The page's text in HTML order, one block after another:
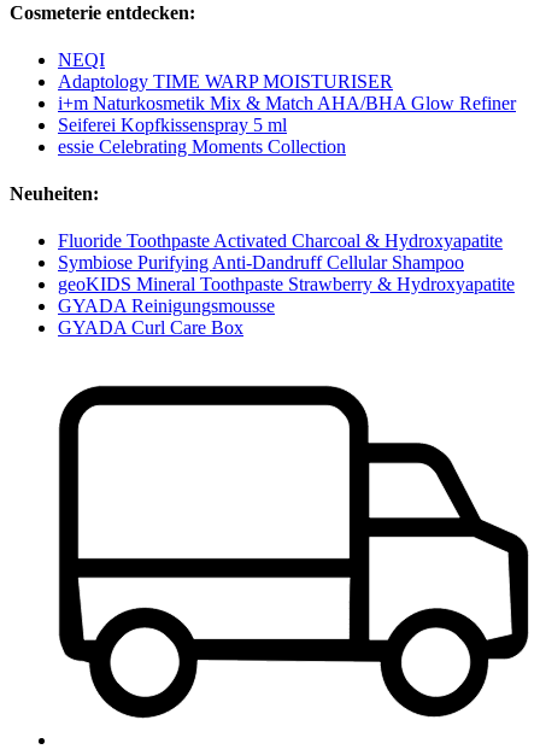
Cosmeterie entdecken:
NEQI
Adaptology TIME WARP MOISTURISER
i+m Naturkosmetik Mix & Match AHA/BHA Glow Refiner
Seiferei Kopfkissenspray 5 ml
essie Celebrating Moments Collection
Neuheiten:
Fluoride Toothpaste Activated Charcoal & Hydroxyapatite
Symbiose Purifying Anti-Dandruff Cellular Shampoo
geoKIDS Mineral Toothpaste Strawberry & Hydroxyapatite
GYADA Reinigungsmousse
GYADA Curl Care Box